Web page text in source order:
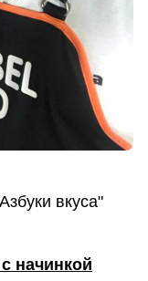
вкуса"
начинкой